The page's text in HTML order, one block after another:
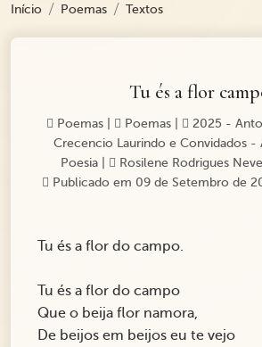
Início Poemas Textos
Tu és a flor
Poemas Poemas
2025 -
Crecencio Laurindo e Convidados -
Poesia|
Rosilene Rodrigues
Publicado em 09 de Setembro de
Tu és a flor do campo.
Tu és a flor do campo
Que o beija flor namora,
De beijos em beijos eu te vejo